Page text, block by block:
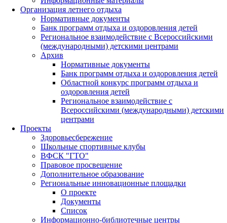
Организация летнего отдыха
Нормативные документы
Банк программ отдыха и оздоровления детей
Региональное взаимодействие с Всероссийскими
(международными) детскими центрами
Архив
Нормативные документы
Банк программ отдыха и оздоровления детей
Областной конкурс программ отдыха и
оздоровления детей
Региональное взаимодействие с
Всероссийскими (международными) детскими
центрами
Проекты
Здоровьесбережение
Школьные спортивные клубы
ВФСК "ГТО"
Правовое просвещение
Дополнительное образование
Региональные инновационные площадки
О проекте
Документы
Список
Информационно-библиотечные центры